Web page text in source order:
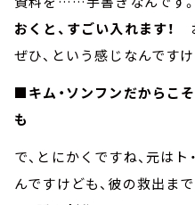
おくと、すごい入れます！
ぜひ、という感じなんですけ
■キム・ソンフンだからこそ
も
で、とにかくですね、元は
んですけども、彼の救出ま